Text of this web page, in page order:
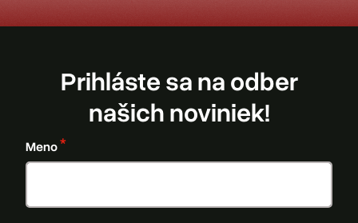
Prihláste sa na odber
našich noviniek!
Meno